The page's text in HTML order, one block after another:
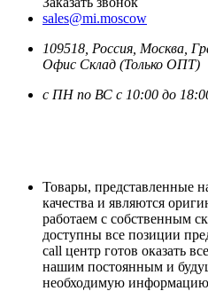
sales@mi.moscow
109518, Россия Москва ,
Офис Склад (Только ОПТ)
с ПН по ВС с 10:00 до
Товары, представленные
качества и являются
работаем с собственным
доступны все позиции
call центр готов оказать
нашим постоянным и
необходимую информацию